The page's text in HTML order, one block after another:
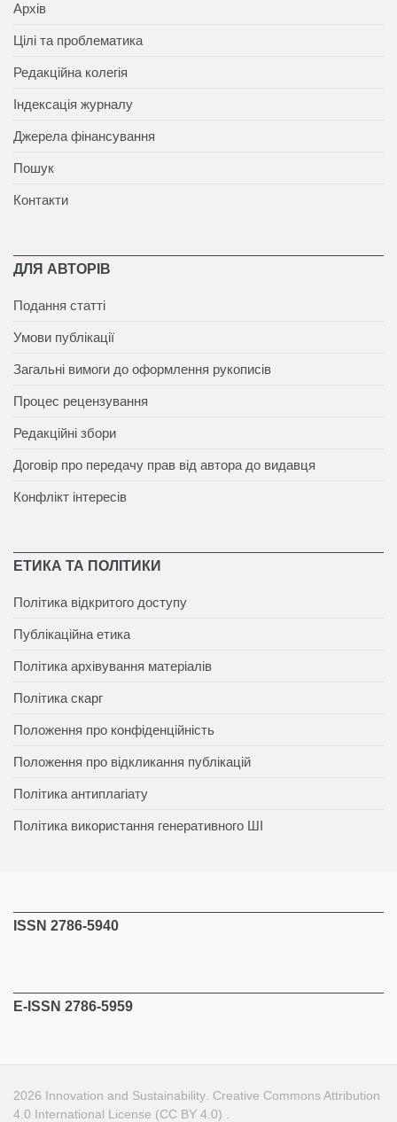
Архів
Цілі та проблематика
Редакційна колегія
Індексація журналу
Джерела фінансування
Пошук
Контакти
ДЛЯ АВТОРІВ
Подання статті
Умови публікації
Загальні вимоги до оформлення рукописів
Процес рецензування
Редакційні збори
Договір про передачу прав від автора до видавця
Конфлікт інтересів
ЕТИКА ТА ПОЛІТИКИ
Політика відкритого доступу
Публікаційна етика
Політика архівування матеріалів
Політика скарг
Положення про конфіденційність
Положення про відкликання публікацій
Політика антиплагіату
Політика використання генеративного ШІ
ISSN 2786-5940
E-ISSN 2786-5959
2026 Innovation and Sustainability Creative Commons Attribution
4.0 International License (CC BY 4.0)